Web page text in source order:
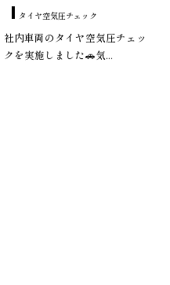
タイヤ空気圧チェック
社内車両のタイヤ空気圧チェッ
クを実施しました🚗気...